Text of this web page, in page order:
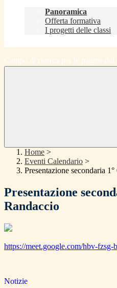
Panoramica
Offerta formativa
I progetti delle classi
Campo di ricerca per le pagine del
Home >
Eventi Calendario >
Presentazione secondaria
Presentazione
Randaccio
https://meet.google.com/hbv-fzsg-
Notizie